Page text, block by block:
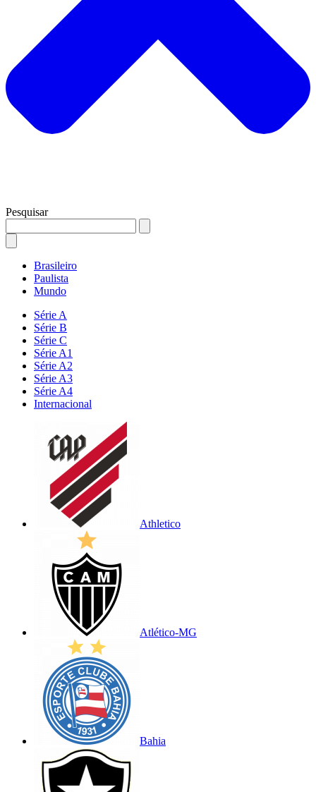
Pesquisar
Brasileiro
Paulista
Mundo
Série A
Série B
Série C
Série A1
Série A2
Série A3
Série A4
Internacional
Athletico
Atlético-MG
Bahia